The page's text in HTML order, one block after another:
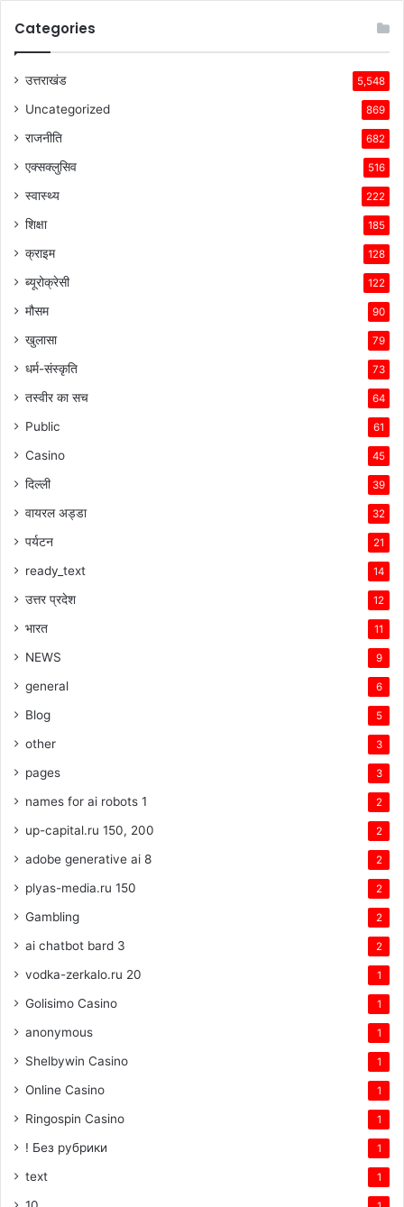
Categories
उत्तराखंड 5,548
Uncategorized 869
राजनीति 682
एक्सक्लुसिव 516
स्वास्थ्य 222
शिक्षा 185
क्राइम 128
ब्यूरोक्रेसी 122
मौसम 90
खुलासा 79
धर्म-संस्कृति 73
तस्वीर का सच 64
Public 61
Casino 45
दिल्ली 39
वायरल अड्डा 32
पर्यटन 21
ready_text 14
उत्तर प्रदेश 12
भारत 11
NEWS 9
general 6
Blog 5
other 3
pages 3
names for ai robots 1 2
up-capital.ru 150, 200 2
adobe generative ai 8 2
plyas-media.ru 150 2
Gambling 2
ai chatbot bard 3 2
vodka-zerkalo.ru 20 1
Golisimo Casino 1
anonymous 1
Shelbywin Casino 1
Online Casino 1
Ringospin Casino 1
! Без рубрики 1
text 1